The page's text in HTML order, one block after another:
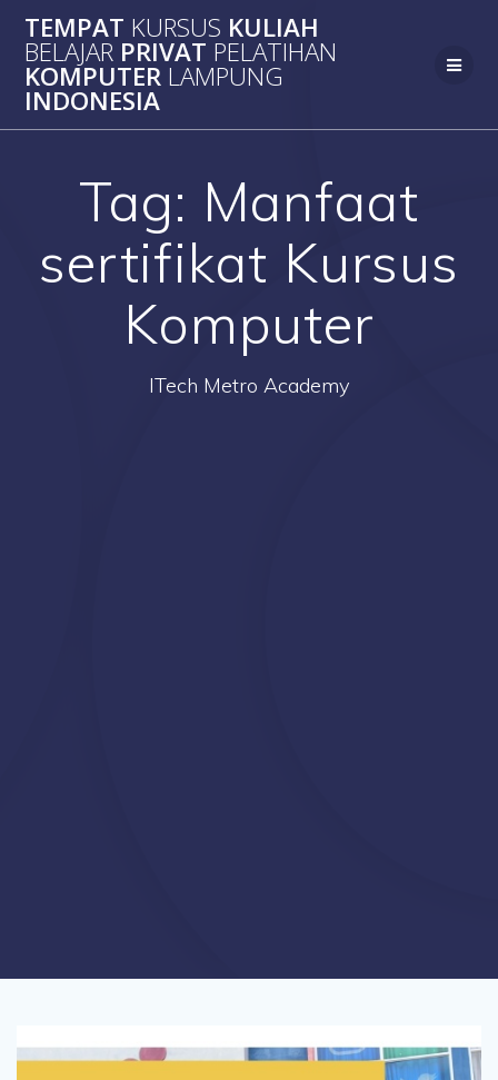
to
content
TEMPAT KURSUS KULIAH
BELAJAR PRIVAT PELATIHAN
KOMPUTER LAMPUNG
INDONESIA
Tag: Manfaat
sertifikat Kursus
Komputer
ITech Metro Academy